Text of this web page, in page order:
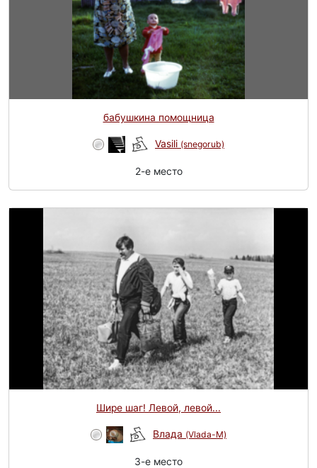
бабушкина помощница
Vasili (snegorub)
2-e место
Шире шаг! Левой, левой...
Влада (Vlada-M)
3-e место